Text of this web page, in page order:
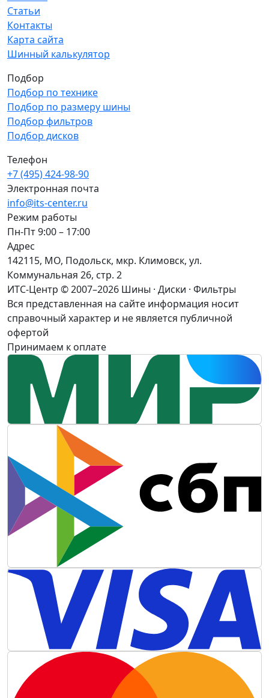
Статьи
Контакты
Карта сайта
Шинный калькулятор
Подбор
Подбор по технике
Подбор по размеру шины
Подбор фильтров
Подбор дисков
Телефон
+7 (495) 424-98-90
Электронная почта
info@its-center.ru
Режим работы
Пн-Пт 9:00 – 17:00
Адрес
142115, МО, Подольск, мкр. Климовск, ул.
Коммунальная 26, стр. 2
ИТС-Центр © 2007–2026 Шины · Диски · Фильтры
Вся представленная на сайте информация носит
справочный характер и не является публичной
офертой
Принимаем к оплате